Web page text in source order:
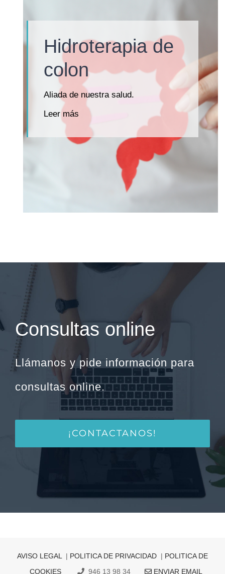
Hidroterapia de
colon
Aliada de nuestra salud.
Leer más
Consultas online
Llámanos y pide información para
consultas online.
¡CONTACTANOS!
AVISO LEGAL | POLITICA DE PRIVACIDAD | POLITICA DE
COOKIES
946 13 98 34 ENVIAR EMAIL